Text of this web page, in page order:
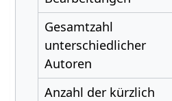
Gesamtzahl
unterschiedlicher
Autoren
Anzahl der kürzlich